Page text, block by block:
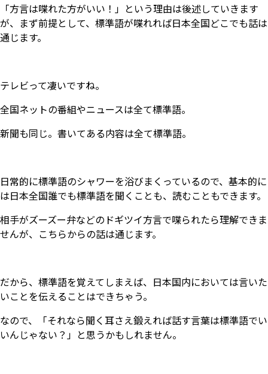
「方言は喋れた方がいい！」という理由は後述していきます
が、まず前提として、標準語が喋れれば日本全国どこでも話は
通じます。
テレビって凄いですね。
全国ネットの番組やニュースは全て標準語。
新聞も同じ。書いてある内容は全て標準語。
日常的に標準語のシャワーを浴びまくっているので、基本的に
は日本全国誰でも標準語を聞くことも、読むこともできます。
相手がズーズー弁などのドギツイ方言で喋られたら理解できま
せんが、こちらからの話は通じます。
だから、標準語を覚えてしまえば、日本国内においては言いた
いことを伝えることはできちゃう。
なので、「それなら聞く耳さえ鍛えれば話す言葉は標準語でい
いんじゃない？」と思うかもしれません。